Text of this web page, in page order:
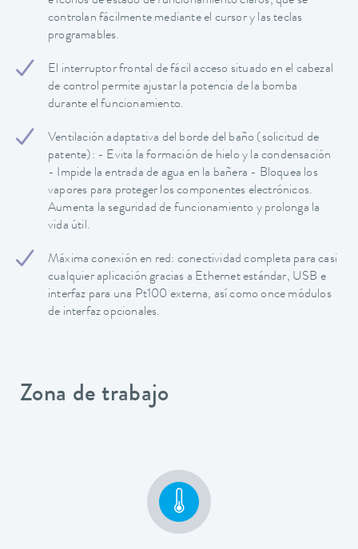
controlan fácilmente mediante el cursor y las teclas
programables.
El interruptor frontal de fácil acceso situado en el cabezal
de control permite ajustar la potencia de la bomba
durante el funcionamiento.
Ventilación adaptativa del borde del baño (solicitud de
patente): - Evita la formación de hielo y la condensación
- Impide la entrada de agua en la bañera - Bloquea los
vapores para proteger los componentes electrónicos.
Aumenta la seguridad de funcionamiento y prolonga la
vida útil.
Máxima conexión en red: conectividad completa para casi
cualquier aplicación gracias a Ethernet estándar, USB e
interfaz para una Pt100 externa, así como once módulos
de interfaz opcionales.
Zona de trabajo